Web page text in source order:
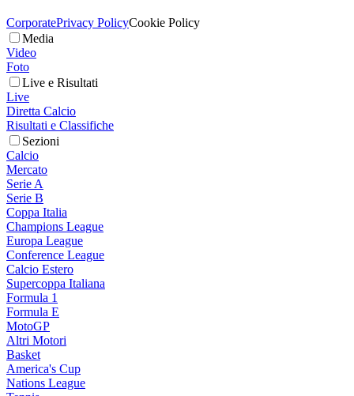
CorporatePrivacy PolicyCookie Policy
Media
Video
Foto
Live e Risultati
Live
Diretta Calcio
Risultati e Classifiche
Sezioni
Calcio
Mercato
Serie A
Serie B
Coppa Italia
Champions League
Europa League
Conference League
Calcio Estero
Supercoppa Italiana
Formula 1
Formula E
MotoGP
Altri Motori
Basket
America's Cup
Nations League